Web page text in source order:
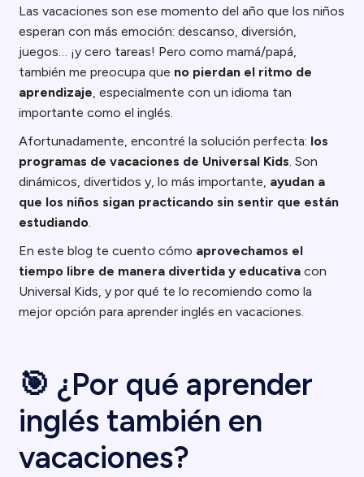
Las vacaciones son ese momento del año que los niños
esperan con más emoción: descanso, diversión,
juegos… ¡y cero tareas! Pero como mamá/papá,
también me preocupa que no pierdan el ritmo de
aprendizaje, especialmente con un idioma tan
importante como el inglés.
Afortunadamente, encontré la solución perfecta: los
programas de vacaciones de Universal Kids. Son
dinámicos, divertidos y, lo más importante, ayudan a
que los niños sigan practicando sin sentir que están
estudiando.
En este blog te cuento cómo aprovechamos el
tiempo libre de manera divertida y educativa con
Universal Kids, y por qué te lo recomiendo como la
mejor opción para aprender inglés en vacaciones.
🎯 ¿Por qué aprender
inglés también en
vacaciones?